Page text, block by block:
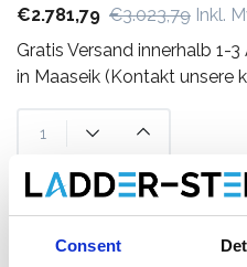
Consent
€2.781,79 €3.023,79 Inkl.
Gratis Versand innerhalb 1-
in Maaseik (Kontakt unsere
Zum
Zum